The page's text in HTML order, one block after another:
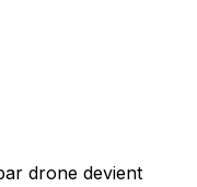
drone devient